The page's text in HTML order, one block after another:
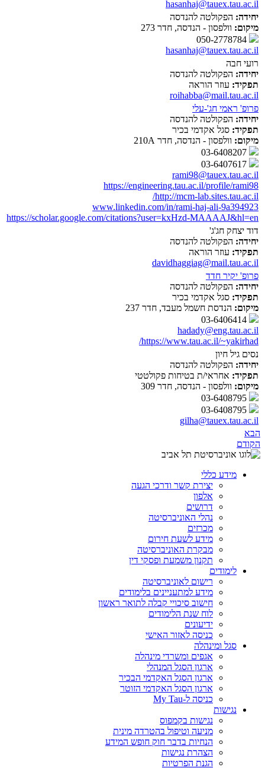
hasanhaj@tauex.tau.ac.il
יחידה: הפקולטה להנדסה
מיקום: וולפסון - הנדסה, חדר 273
hasanhaj@tauex.tau.ac.il
רועי חבה
יחידה: הפקולטה להנדסה
תפקיד: עוזר הוראה
roihabba@mail.tau.ac.il
פרופ' ראמי חג'-עלי
יחידה: הפקולטה להנדסה
תפקיד: סגל אקדמי בכיר
מיקום: וולפסון - הנדסה, חדר 210A
rami98@tauex.tau.ac.il
https://engineering.tau.ac.il/profile/rami98
http://mcm-lab.sites.tau.ac.il/
www.linkedin.com/in/rami-haj-ali-9a394923
https://scholar.google.com/citations?user=kxHzd-MAAAAJ&hl=en
דוד יצחק חג'ג'
יחידה: הפקולטה להנדסה
תפקיד: עוזר הוראה
davidhaggiag@mail.tau.ac.il
פרופ' יקיר חדד
יחידה: הפקולטה להנדסה
תפקיד: סגל אקדמי בכיר
מיקום: הנדסת חשמל מעבד, חדר 237
hadady@eng.tau.ac.il
https://www.tau.ac.il/~yakirhad/
נסים גיל חיון
יחידה: הפקולטה להנדסה
תפקיד: אחראי/ת בטיחות פקולטטי
מיקום: וולפסון - הנדסה, חדר 309
gilha@tauex.tau.ac.il
הבא
הקודם
מידע כללי
יצירת קשר ודרכי הגעה
אלפון
דרושים
נהלי האוניברסיטה
מכרזים
מידע לשעת חירום
מבקרת האוניברסיטה
תקנון משמעת ופסקי דין
לימודים
רישום לאוניברסיטה
מידע למתעניינים בלימודים
חישוב סיכויי קבלה לתואר ראשון
לוח שנת הלימודים
ידיעונים
כניסה לאזור האישי
סגל ומינהלה
אגפים ומשרדי מינהלה
ארגון הסגל המנהלי
ארגון הסגל האקדמי הבכיר
ארגון הסגל האקדמי הזוטר
כניסה ל-My Tau
נגישות
נגישות בקמפוס
מניעה וטיפול בהטרדה מינית
הנחיות בדבר חוק חופש המידע
הצהרת נגישות
הגנת הפרטיות